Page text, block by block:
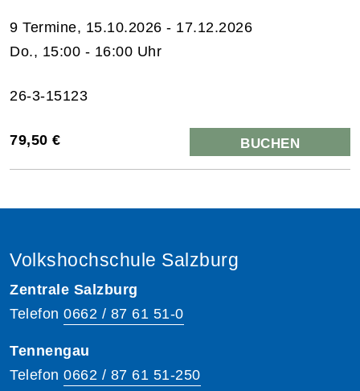
9 Termine, 15.10.2026 - 17.12.2026
Do., 15:00 - 16:00 Uhr
26-3-15123
79,50 € BUCHEN
Volkshochschule Salzburg
Zentrale Salzburg
Telefon 0662 / 87 61 51-0
Tennengau
Telefon 0662 / 87 61 51-250